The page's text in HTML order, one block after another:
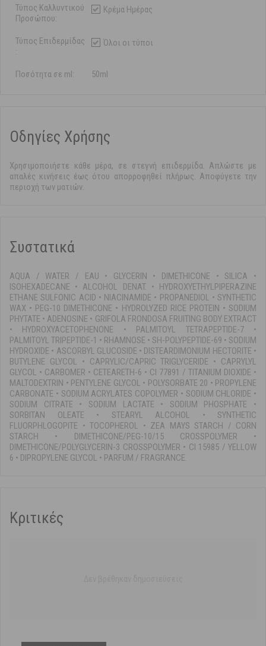
Τύπος Καλλυντικού
Προσώπου:
Κρέμα Ημέρας
Τύπος Επιδερμίδας
:
Όλοι οι τύποι
Ποσότητα σε ml: 50ml
Οδηγίες Χρήσης
Χρησιμοποιήστε κάθε μέρα, σε στεγνή επιδερμίδα. Απλώστε με
απαλές κινήσεις έως ότου απορροφηθεί πλήρως. Αποφύγετε την
περιοχή των ματιών.
Συστατικά
AQUA / WATER / EAU • GLYCERIN • DIMETHICONE • SILICA •
ISOHEXADECANE • ALCOHOL DENAT. • HYDROXYETHYLPIPERAZINE
ETHANE SULFONIC ACID • NIACINAMIDE • PROPANEDIOL • SYNTHETIC
WAX • PEG-10 DIMETHICONE • HYDROLYZED RICE PROTEIN • SODIUM
PHYTATE • ADENOSINE • GRIFOLA FRONDOSA FRUITING BODY EXTRACT
• HYDROXYACETOPHENONE • PALMITOYL TETRAPEPTIDE-7 •
PALMITOYL TRIPEPTIDE-1 • RHAMNOSE • SH-POLYPEPTIDE-69 • SODIUM
HYDROXIDE • ASCORBYL GLUCOSIDE • DISTEARDIMONIUM HECTORITE •
BUTYLENE GLYCOL • CAPRYLIC/CAPRIC TRIGLYCERIDE • CAPRYLYL
GLYCOL • CARBOMER • CETEARETH-6 • CI 77891 / TITANIUM DIOXIDE •
MALTODEXTRIN • PENTYLENE GLYCOL • POLYSORBATE 20 • PROPYLENE
CARBONATE • SODIUM ACRYLATES COPOLYMER • SODIUM CHLORIDE •
SODIUM CITRATE • SODIUM LACTATE • SODIUM PHOSPHATE •
SORBITAN OLEATE • STEARYL ALCOHOL • SYNTHETIC
FLUORPHLOGOPITE • TOCOPHEROL • ZEA MAYS STARCH / CORN
STARCH • DIMETHICONE/PEG-10/15 CROSSPOLYMER •
DIMETHICONE/POLYGLYCERIN-3 CROSSPOLYMER • CI 15985 / YELLOW
6 • DIPROPYLENE GLYCOL • PARFUM / FRAGRANCE.
Κριτικές